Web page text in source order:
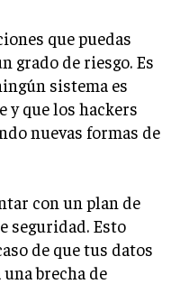
que puedas
grado de riesgo. Es
sistema es
y que los hackers
nuevas formas de
con un plan de
seguridad. Esto
de que tus datos
brecha de